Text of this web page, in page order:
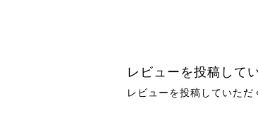
レビューを投稿して
レビューを投稿していただ